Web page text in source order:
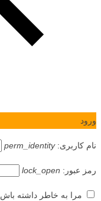
ورود
نام کاربری:perm_identity
رمز عبور: lock_open
مرا به خاطر داشته باش